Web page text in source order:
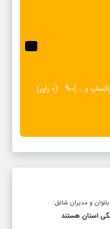
و ...)0% (0 رای)
و مدیران شاغل:
استان هستند